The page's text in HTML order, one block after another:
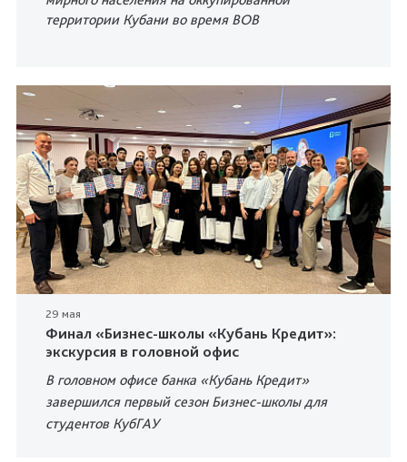
территории Кубани во время ВОВ
29 мая
Финал «Бизнес-школы «Кубань Кредит»:
экскурсия в головной офис
В головном офисе банка «Кубань Кредит»
завершился первый сезон Бизнес-школы для
студентов КубГАУ